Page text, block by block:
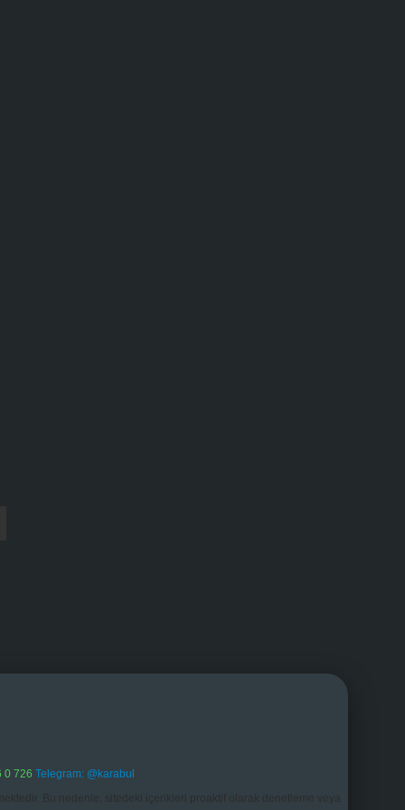
0 726 Telegram: @karabul
Bu nedenle, sitedeki içerikleri proaktif olarak denetleme veya